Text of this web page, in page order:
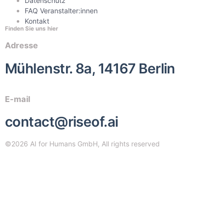
FAQ Veranstalter:innen
Kontakt
Finden Sie uns hier
Adresse
Mühlenstr. 8a, 14167 Berlin
E-mail
contact@riseof.ai
©2026 AI for Humans GmbH, All rights reserved